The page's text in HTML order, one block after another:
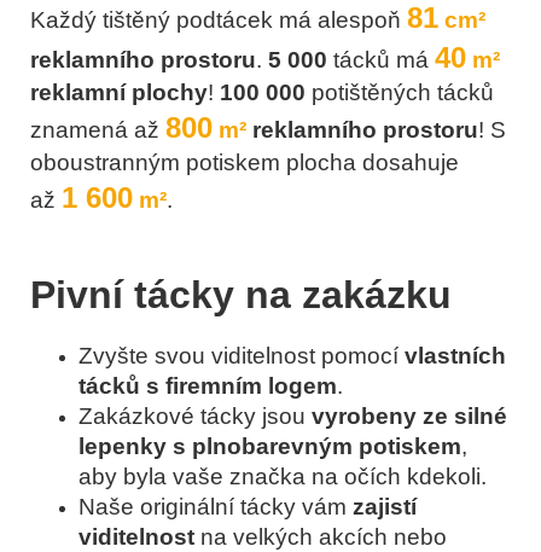
Každý tištěný podtácek má alespoň 81 cm²
reklamního prostoru. 5 000 tácků má 40 m²
reklamní plochy! 100 000 potištěných tácků
znamená až 800 m² reklamního prostoru! S
oboustranným potiskem plocha dosahuje
až 1 600 m².
Pivní tácky na zakázku
Zvyšte svou viditelnost pomocí vlastních
tácků s firemním logem.
Zakázkové tácky jsou vyrobeny ze silné
lepenky s plnobarevným potiskem,
aby byla vaše značka na očích kdekoli.
Naše originální tácky vám zajistí
viditelnost na velkých akcích nebo